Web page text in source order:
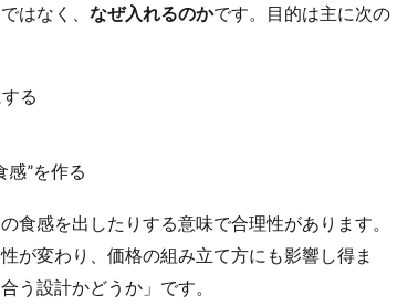
はなく、 なぜ入れるのかです。目的は主に次の
る
感”を作る
食感を出したりする意味で合理性があります。
が変わり、価格の組み立て方にも影響し得ま
う設計かどうか」です。